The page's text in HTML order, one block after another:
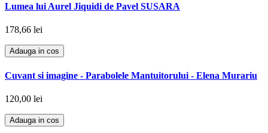
Lumea lui Aurel Jiquidi de Pavel SUSARA
178,66 lei
Adauga in cos
Cuvant si imagine - Parabolele Mantuitorului - Elena Murariu
120,00 lei
Adauga in cos